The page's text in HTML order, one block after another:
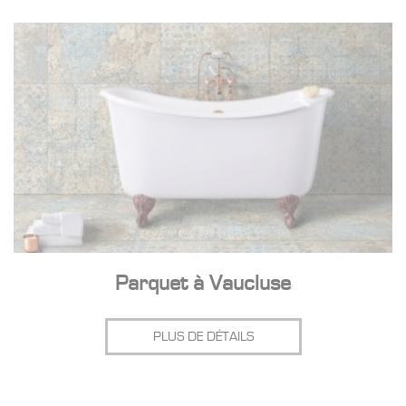
Parquet à Vaucluse
PLUS DE DÉTAILS